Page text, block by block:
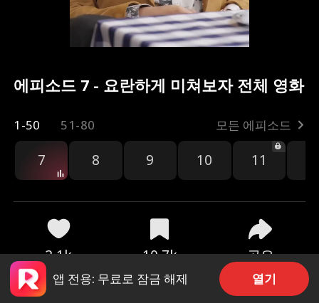
에피소드 7 - 요란하게 미쳐보자 전체 영화
1-50 51-80 모든 에피소드
7 8 9 10 11
2.1k 10.7k 공유
앱 전용: 무료로 잠금 해제 열기